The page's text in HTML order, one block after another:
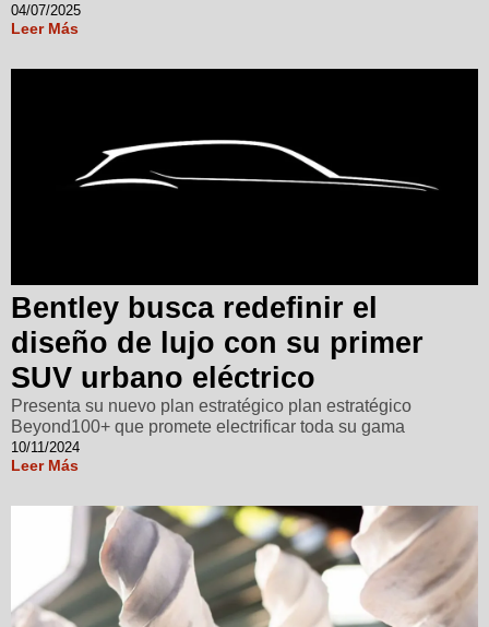
04/07/2025
Leer Más
Bentley busca redefinir el
diseño de lujo con su primer
SUV urbano eléctrico
Presenta su nuevo plan estratégico plan estratégico
Beyond100+ que promete electrificar toda su gama
10/11/2024
Leer Más